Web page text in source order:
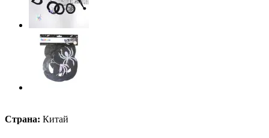
Страна: Китай